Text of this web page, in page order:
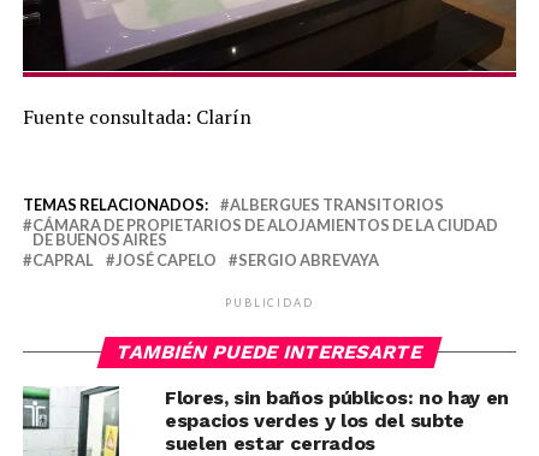
Fuente consultada: Clarín
TEMAS RELACIONADOS:
ALBERGUES TRANSITORIOS
CÁMARA DE PROPIETARIOS DE ALOJAMIENTOS DE LA CIUDAD
DE BUENOS AIRES
CAPRAL
JOSÉ CAPELO SERGIO ABREVAYA
PUBLICIDAD
TAMBIÉN PUEDE INTERESARTE
Flores, sin baños públicos: no hay en
espacios verdes y los del subte
suelen estar cerrados